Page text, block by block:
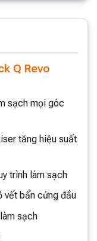
Q Revo
sạch mọi góc
tăng hiệu suất
trình làm sạch
vết bẩn cứng đầu
sạch